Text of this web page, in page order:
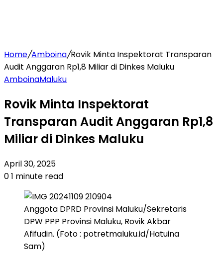
Home/Amboina/Rovik Minta Inspektorat Transparan
Audit Anggaran Rp1,8 Miliar di Dinkes Maluku
AmboinaMaluku
Rovik Minta Inspektorat
Transparan Audit Anggaran Rp1,8
Miliar di Dinkes Maluku
April 30, 2025
01 minute read
Anggota DPRD Provinsi Maluku/Sekretaris
DPW PPP Provinsi Maluku, Rovik Akbar
Afifudin. (Foto : potretmaluku.id/Hatuina
Sam)